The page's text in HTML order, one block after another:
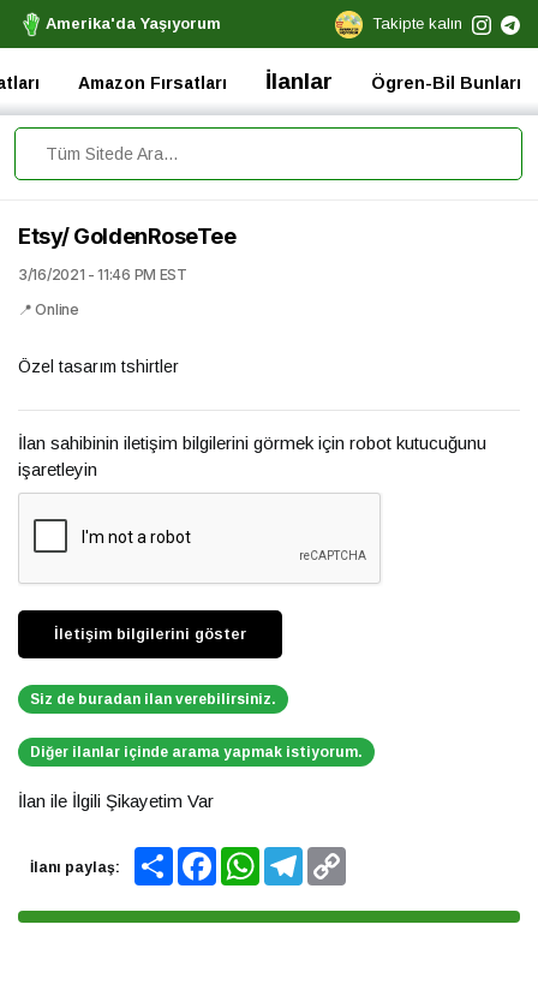
Amerika'da Yaşıyorum Takipte kalın
Amazon Fırsatları İlanlar Ögren-Bil Bunları
Etsy/ GoldenRoseTee
3/16/2021 - 11:46 PM EST
📍 Online
Özel tasarım tshirtler
İlan sahibinin iletişim bilgilerini görmek için robot kutucuğunu
işaretleyin
Siz de buradan ilan verebilirsiniz.
Diğer ilanlar içinde arama yapmak istiyorum.
İlan ile İlgili Şikayetim Var
İlanı paylaş:
Share FacebookWhatsApp
Telegram